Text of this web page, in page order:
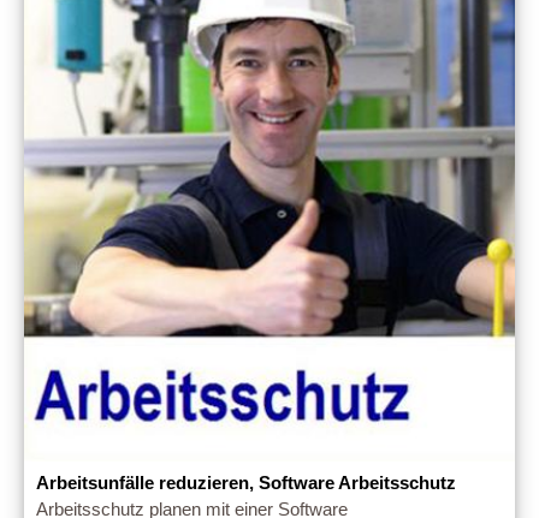
Arbeitsunfälle reduzieren, Software Arbeitsschutz
Arbeitsschutz planen mit einer Software